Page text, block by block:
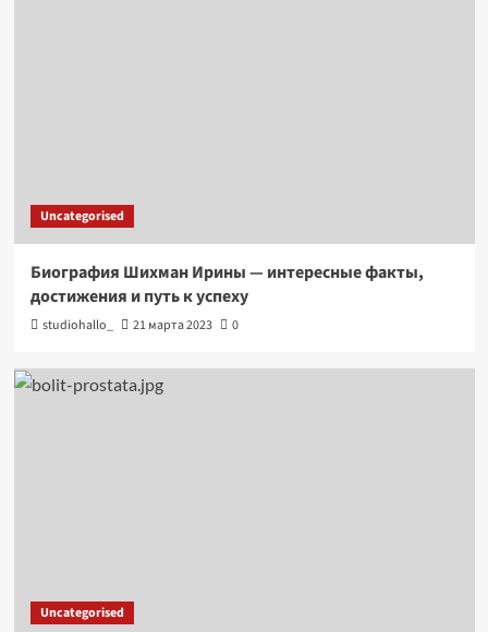
Uncategorised
Биография Шихман Ирины — интересные факты,
достижения и путь к успеху
studiohallo_ 21 марта 2023 0
Uncategorised